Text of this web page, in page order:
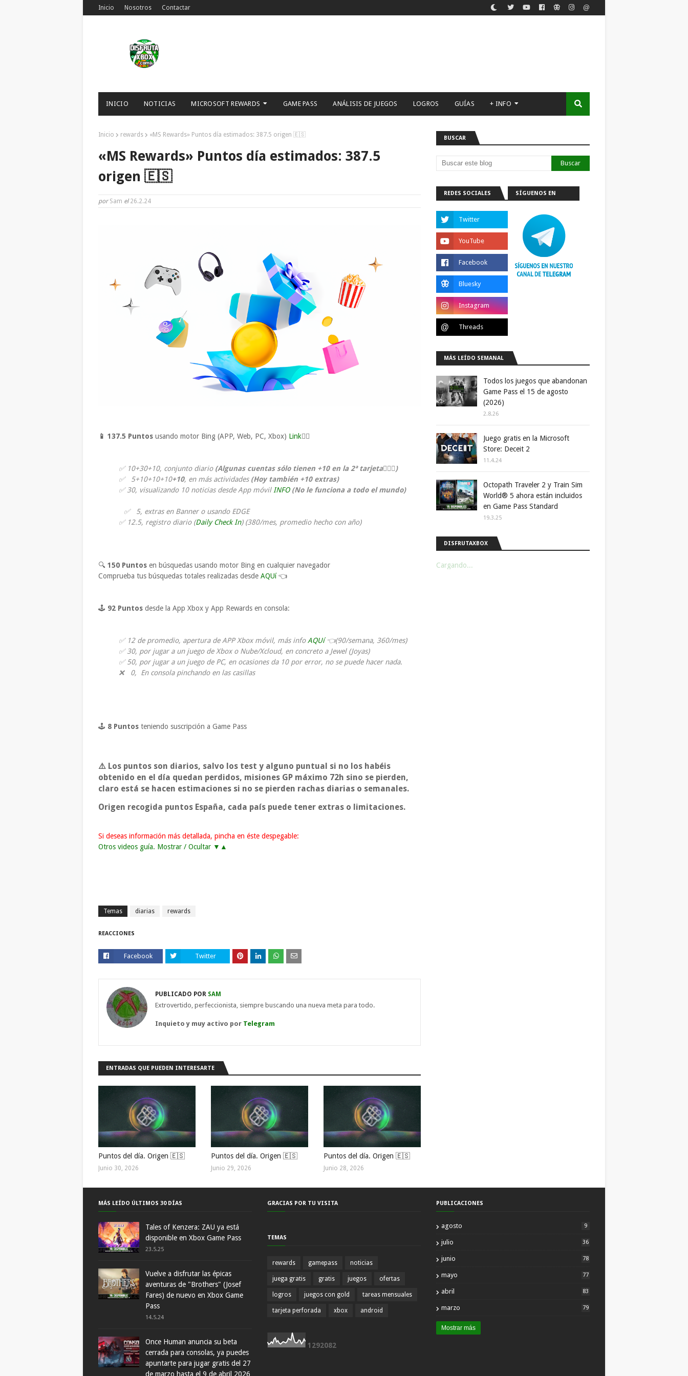
Inicio Nosotros Contactar
INICIO NOTICIAS MICROSOFT REWARDS GAME PASS ANÁLISIS DE JUEGOS LOGROS GUÍAS + INFO
Inicio rewards «MS Rewards» Puntos día estimados: 387.5 origen 🇪🇸
«MS Rewards» Puntos día estimados: 387.5
origen 🇪🇸
por Sam el26.2.24
📱 137.5 Puntos usando motor Bing (APP, Web, PC, Xbox) Link👈🏼
✅ 10+30+10, conjunto diario (Algunas cuentas sólo tienen +10 en la 2ª tarjeta🤷🏻‍♂️)
✅ 5+10+10+10+10, en más actividades (Hoy también +10 extras)
✅ 30, visualizando 10 noticias desde App móvilINFO (No le funciona a todo el mundo)
✅ 5, extras en Banner o usando EDGE
✅ 12.5, registro diario (Daily Check In) (380/mes, promedio hecho con año)
🔍 150 Puntos en búsquedas usando motor Bing en cualquier navegador
Comprueba tus búsquedas totales realizadas desde AQUí👈
🕹 92 Puntos desde la App Xbox y App Rewards en consola:
✅ 12 de promedio, apertura de APP Xbox móvil, más infoAQUí👈(90/semana, 360/mes)
✅ 30, por jugar a un juego de Xbox o Nube/Xcloud, en concreto a Jewel (Joyas)
✅ 50, por jugar a un juego de PC, en ocasiones da 10 por error, no se puede hacer nada.
❌ 0, En consola pinchando en las casillas
🕹 8 Puntos teniendo suscripción a Game Pass
⚠️ Los puntos son diarios, salvo los test y alguno puntual si no los habéis
obtenido en el día quedan perdidos, misiones GP máximo 72h sino se pierden,
claro está se hacen estimaciones si no se pierden rachas diarias o semanales.
Origen recogida puntos España, cada país puede tener extras o limitaciones.
Si deseas información más detallada, pincha en éste despegable:
Otros videos guía. Mostrar / Ocultar ▼▲
Temas diarias rewards
REACCIONES
Facebook Twitter
PUBLICADO POR SAM
Extrovertido, perfeccionista, siempre buscando una nueva meta para todo.
Inquieto y muy activo por Telegram
ENTRADAS QUE PUEDEN INTERESARTE
Puntos del día. Origen 🇪🇸
Junio 30, 2026
Puntos del día. Origen 🇪🇸
Junio 29, 2026
Puntos del día. Origen 🇪🇸
Junio 28, 2026
BUSCAR
REDES SOCIALES SÍGUENOS EN
MÁS LEÍDO SEMANAL
Todos los juegos que abandonan
Game Pass el 15 de agosto
(2026)
2.8.26
Juego gratis en la Microsoft
Store: Deceit 2
11.4.24
Octopath Traveler 2 y Train Sim
World® 5 ahora están incluidos
en Game Pass Standard
19.3.25
DISFRUTAXBOX
Cargando...
MÁS LEÍDO ÚLTIMOS 30 DÍAS
Tales of Kenzera: ZAU ya está
disponible en Xbox Game Pass
23.5.25
Vuelve a disfrutar las épicas
aventuras de "Brothers" (Josef
Fares) de nuevo en Xbox Game
Pass
14.5.24
Once Human anuncia su beta
cerrada para consolas, ya puedes
apuntarte para jugar gratis del 27
de marzo hasta el 9 de abril 2026
GRACIAS POR TU VISITA
TEMAS
rewards gamepass noticias
juega gratis gratis juegos ofertas
logros juegos con gold tareas mensuales
tarjeta perforada xbox android
1 292082
PUBLICACIONES
agosto 9
julio 36
junio 78
mayo 77
abril 83
marzo 79
Mostrar más